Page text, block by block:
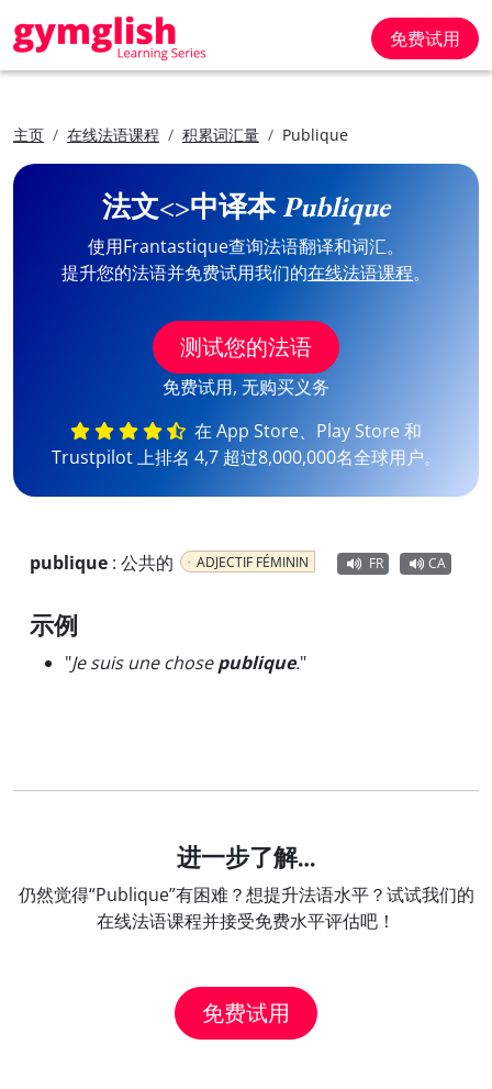
免费试用
主页 在线法语课程 积累词汇量 Publique
法文<>中译本Publique
使用Frantastique查询法语翻译和词汇。
提升您的法语并免费试用我们的在线法语课程。
测试您的法语
免费试用, 无购买义务
在 App Store、Play Store 和
Trustpilot 上排名 4,7 超过8,000,000名全球用户。
publique : 公共的 ADJECTIF FÉMININ FR CA
示例
"Je suis une chosepublique."
进一步了解…
仍然觉得“Publique”有困难？想提升法语水平？试试我们的
在线法语课程并接受免费水平评估吧！
免费试用